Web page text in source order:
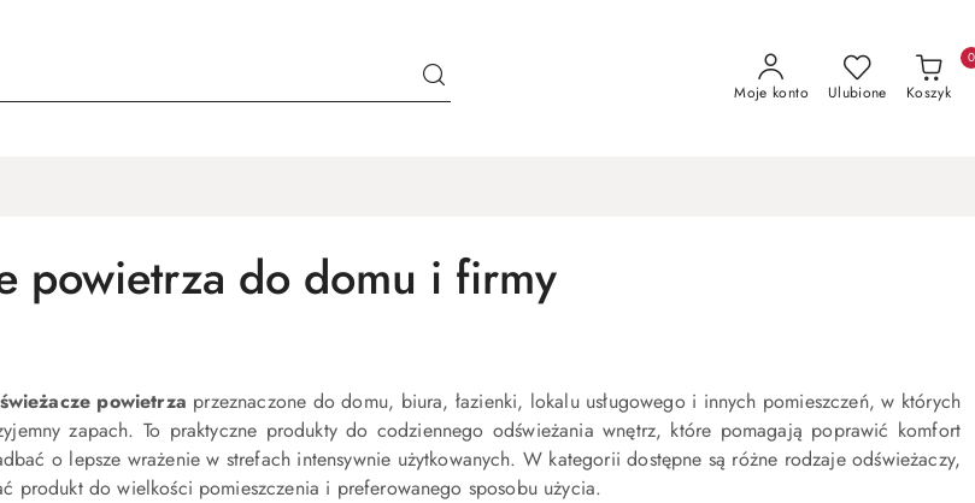
Moje konto Ulubione Koszyk
0
powietrza do domu i firmy
powietrza przeznaczone do domu, biura, łazienki, lokalu usługowego i innych pomieszczeń, w których
zapach. To praktyczne produkty do codziennego odświeżania wnętrz, które pomagają poprawić komfort
o lepsze wrażenie w strefach intensywnie użytkowanych. W kategorii dostępne są różne rodzaje odświeżaczy,
produkt do wielkości pomieszczenia i preferowanego sposobu użycia.